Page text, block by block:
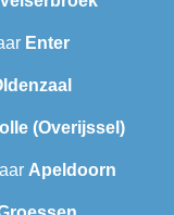
Enter
(Overijssel)
Apeldoorn